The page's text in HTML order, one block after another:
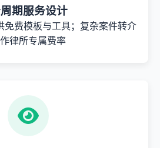
期服务设计
免费模板与工具；复杂案件转介
律所专属费率